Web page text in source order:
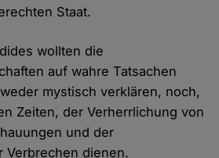
Staat.
wollten die
auf wahre Tatsachen
mystisch verklären, noch,
Zeiten, der Verherrlichung von
und der
Verbrechen dienen.